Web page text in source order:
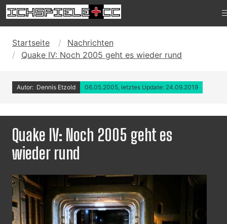
Startseite
Nachrichten
Quake IV: Noch 2005 geht es wieder rund
Autor: Dennis Etzold 06.05.2005, letztes Update: 24.09.2019
Quake IV: Noch 2005 geht es
wieder rund